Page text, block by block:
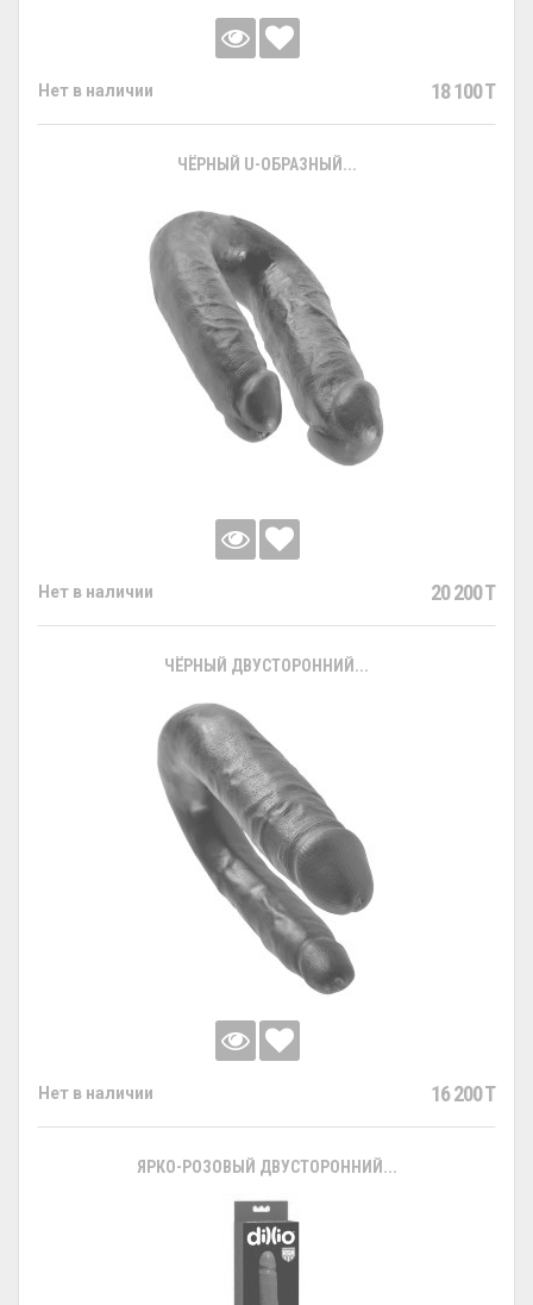
Нет в наличии 18 100 T
ЧЁРНЫЙ U-ОБРАЗНЫЙ...
Нет в наличии 20 200 T
ЧЁРНЫЙ ДВУСТОРОННИЙ...
Нет в наличии 16 200 T
ЯРКО-РОЗОВЫЙ ДВУСТОРОННИЙ...